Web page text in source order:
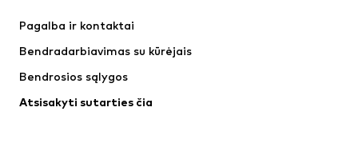
Maudymosi drabužiai
Proginiai
Pagalba ir kontaktai
Bendradarbiavimas su kūrėjais
Bendrosios sąlygos
Atsisakyti sutarties čia